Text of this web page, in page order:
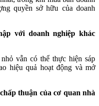
quyền sở hữu của doanh
với doanh nghiệp khác
vẫn có thể thực hiện sáp
hiệu quả hoạt động và mở
thuận của cơ quan nhà